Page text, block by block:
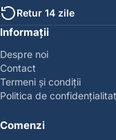
Retur 14 zile
Informații
Despre noi
Contact
Termeni și condiții
Politica de
Comenzi